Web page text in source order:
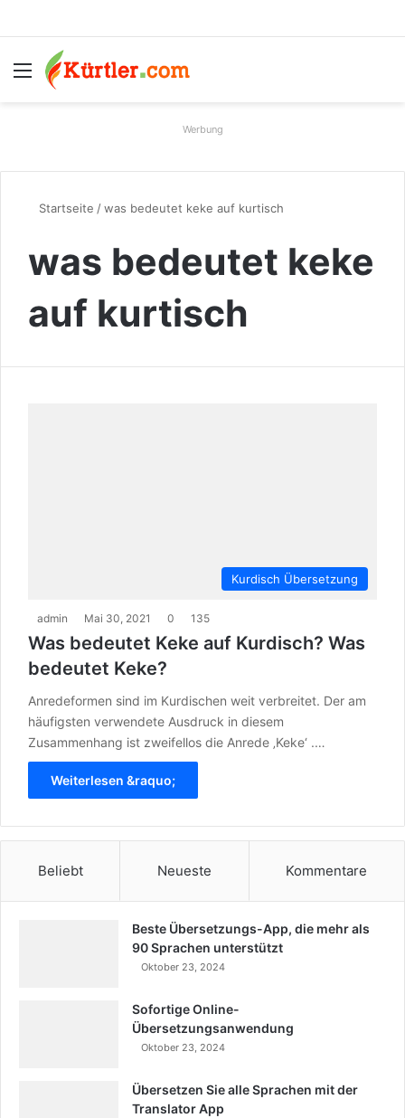
Menü
Werbung
Startseite /was bedeutet keke auf kurtisch
was bedeutet keke
auf kurtisch
Kurdisch Übersetzung
admin Mai 30, 2021 0 135
Was bedeutet Keke auf Kurdisch? Was
bedeutet Keke?
Anredeformen sind im Kurdischen weit verbreitet. Der am
häufigsten verwendete Ausdruck in diesem
Zusammenhang ist zweifellos die Anrede ‚Keke‘ .…
Weiterlesen &raquo;
Beliebt Neueste Kommentare
Beste Übersetzungs-App, die mehr als
90 Sprachen unterstützt
Oktober 23, 2024
Sofortige Online-
Übersetzungsanwendung
Oktober 23, 2024
Übersetzen Sie alle Sprachen mit der
Translator App